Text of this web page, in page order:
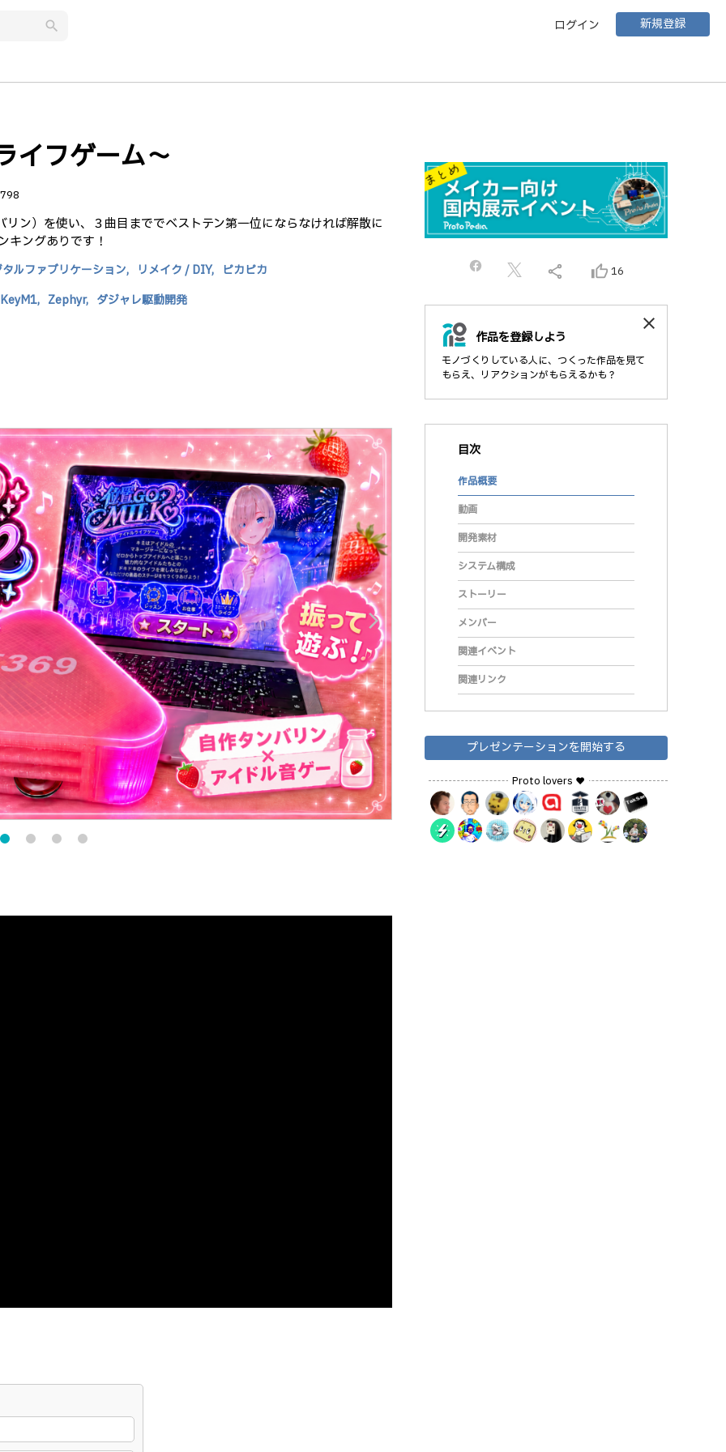
search ログイン 新規登録
イフゲーム〜
798
ン）を使い、３曲目まででベストテン第一位にならなければ解散に
キングありです！
ルファブリケーション, リメイク / DIY, ピカピカ
Zephyr, ダジャレ駆動開発
arrow_forward_ios
share thumb_up_alt 16
作品を登録しよう
モノづくりしている人に、つくった作品を見て
もらえ、リアクションがもらえるかも？
close
目次
作品概要
動画
開発素材
システム構成
ストーリー
メンバー
関連イベント
関連リンク
プレゼンテーションを開始する
Proto lovers ♥